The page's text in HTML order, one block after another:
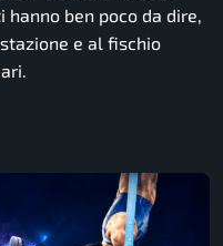
ben poco da dire,
e al fischio